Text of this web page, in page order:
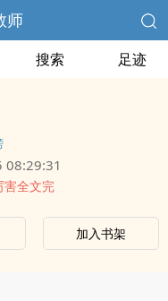
师
搜索 足迹
08:29:31
害全文完
加入书架